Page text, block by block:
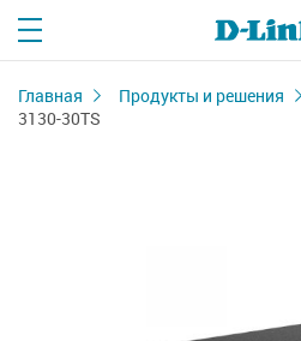
Главная Продукты и решения
3130-30TS